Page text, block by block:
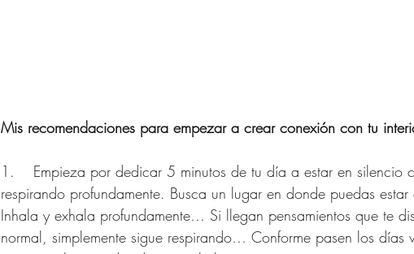
Mis recomendaciones para empezar a crear conexión con tu
1.	Empieza por dedicar 5 minutos de tu día a estar en silencio con los ojos cerrados,
respirando profundamente. Busca un lugar en donde puedas
Inhala y exhala profundamente… Si llegan pensamientos que te
normal, simplemente sigue respirando… Conforme pasen los días